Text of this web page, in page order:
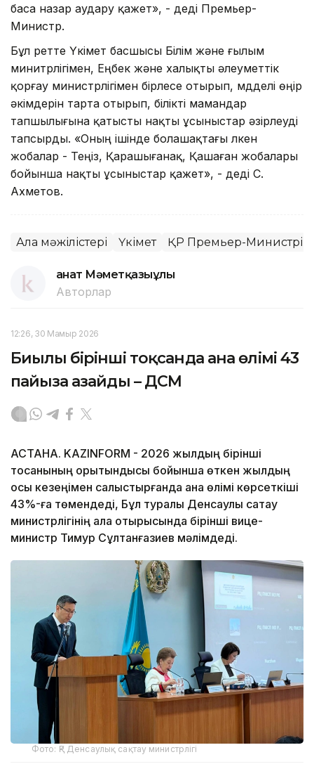
баса назар аудару қажет», - деді Премьер-
Министр.
Бұл ретте Үкімет басшысы Білім және ғылым
минитрлігімен, Еңбек және халықты әлеуметтік
қорғау министрлігімен бірлесе отырып, мүдделі өңір
әкімдерін тарта отырып, білікті мамандар
тапшылығына қатысты нақты ұсыныстар әзірлеуді
тапсырды. «Оның ішінде болашақтағы үлкен
жобалар - Теңіз, Қарашығанақ, Қашаған жобалары
бойынша нақты ұсыныстар қажет», - деді С.
Ахметов.
Алқа мәжілістері Үкімет ҚР Премьер-Министрі
Қанат Мәметқазыұлы
Авторлар
12:26, 30 Мамыр 2026
Биылғы бірінші тоқсанда ана өлімі 43
пайызға азайды – ДСМ
АСТАНА. KAZINFORM - 2026 жылдың бірінші
тоқсанының қорытындысы бойынша өткен жылдың
осы кезеңімен салыстырғанда ана өлімі көрсеткіші
43%-ға төмендеді, Бұл туралы Денсаулық сақтау
министрлігінің алқа отырысында бірінші вице-
министр Тимур Сұлтанғазиев мәлімдеді.
Фото: ҚР Денсаулық сақтау министрлігі